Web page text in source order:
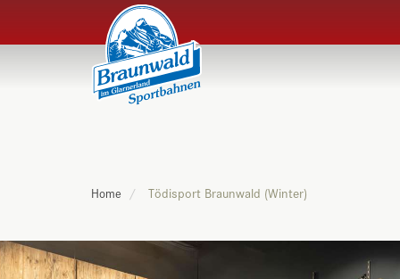
Home Tödisport Braunwald (Winter)